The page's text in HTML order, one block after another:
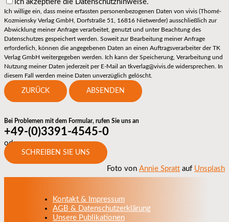
Ich akzeptiere die Datenschutzhinweise.
Ich willige ein, dass meine erfassten personenbezogenen Daten von vivis (Thomé-
Kozmiensky Verlag GmbH, Dorfstraße 51, 16816 Nietwerder) ausschließlich zur
Abwicklung meiner Anfrage verarbeitet, genutzt und unter Beachtung des
Datenschutzes gespeichert werden. Soweit zur Bearbeitung meiner Anfrage
erforderlich, können die angegebenen Daten an einen Auftragsverarbeiter der TK
Verlag GmbH weitergegeben werden. Ich kann der Speicherung, Verarbeitung und
Nutzung meiner Daten jederzeit per E-Mail an tkverlag@vivis.de widersprechen. In
diesem Fall werden meine Daten unverzüglich gelöscht.
ZURÜCK ABSENDEN
Bei Problemen mit dem Formular, rufen Sie uns an
+49-(0)3391-4545-0
oder
SCHREIBEN SIE UNS
Foto von Annie Spratt auf Unsplash
Kontakt & Impressum
AGB & Datenschutzerklärung
Unsere Publikationen